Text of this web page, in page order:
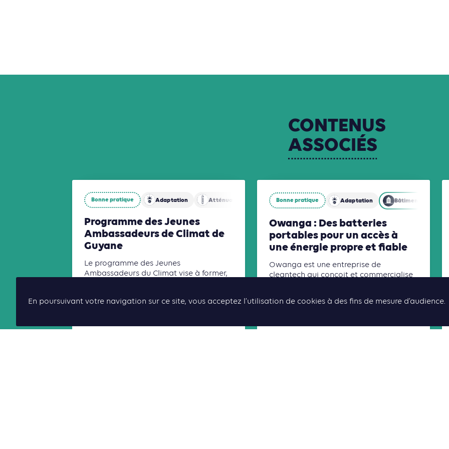
CONTENUS
ASSOCIÉS
Bonne pratique Adaptation Atténuation Biodiversité
Programme des Jeunes
Ambassadeurs de Climat de
Guyane
Le programme des Jeunes
Ambassadeurs du Climat vise à former,
transition écologique.
Bonne pratique Adaptation Bâtiments
Owanga : Des batteries
portables pour un accès à
une énergie propre et fiable
Owanga est une entreprise de
cleantech qui conçoit et commercialise
Notre produit est conçu pour alim[...]
En poursuivant votre navigation sur ce site, vous acceptez l’utilisation de cookies à des fins de mesure d’audience.